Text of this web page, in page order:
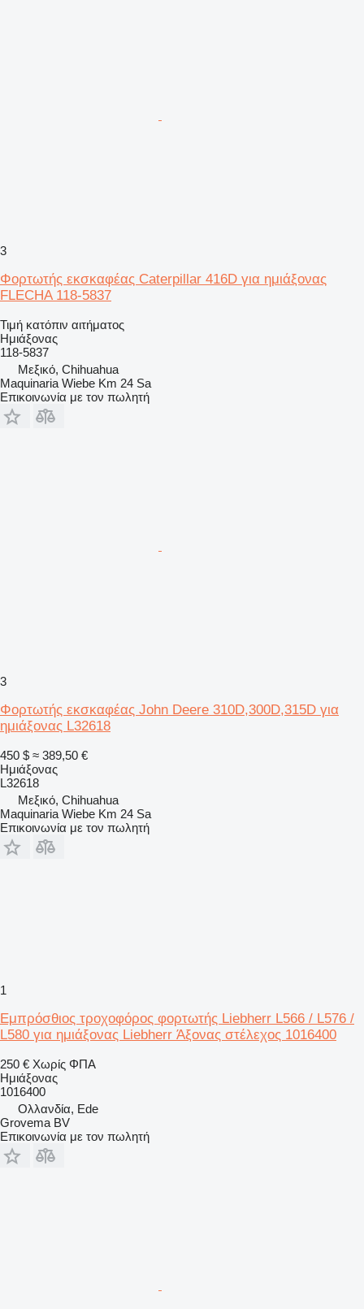
3
Φορτωτής εκσκαφέας Caterpillar 416D για ημιάξονας
FLECHA 118-5837
Τιμή κατόπιν αιτήματος
Ημιάξονας
118-5837
Μεξικό, Chihuahua
Maquinaria Wiebe Km 24 Sa
Επικοινωνία με τον πωλητή
3
Φορτωτής εκσκαφέας John Deere 310D,300D,315D για
ημιάξονας L32618
450 $ ≈ 389,50 €
Ημιάξονας
L32618
Μεξικό, Chihuahua
Maquinaria Wiebe Km 24 Sa
Επικοινωνία με τον πωλητή
1
Εμπρόσθιος τροχοφόρος φορτωτής Liebherr L566 / L576 /
L580 για ημιάξονας Liebherr Άξονας στέλεχος 1016400
250 € Χωρίς ΦΠΑ
Ημιάξονας
1016400
Ολλανδία, Ede
Grovema BV
Επικοινωνία με τον πωλητή